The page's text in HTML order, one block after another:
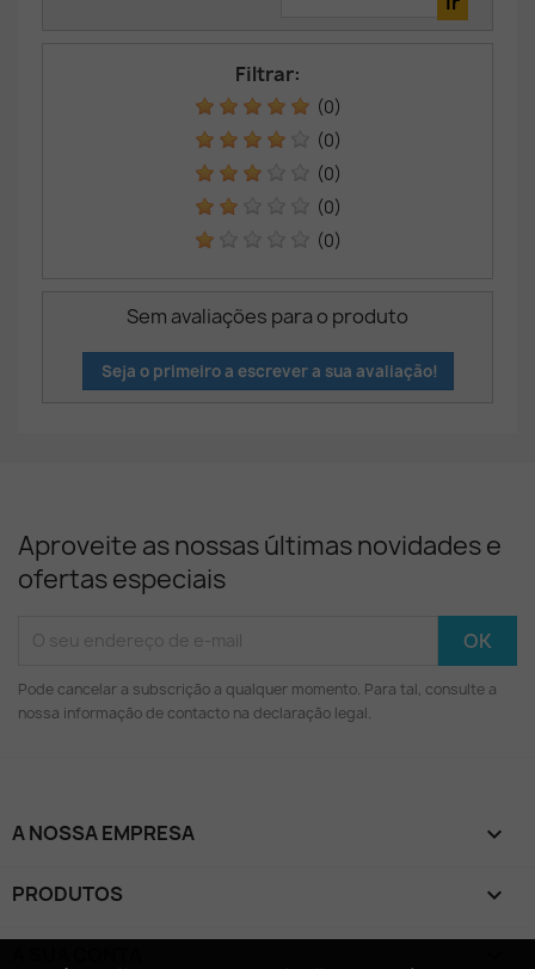
Filtrar:
(0)
(0)
(0)
(0)
(0)
Sem avaliações para o produto
Seja o primeiro a escrever a sua avaliação!
Aproveite as nossas últimas novidades e
ofertas especiais
Pode cancelar a subscrição a qualquer momento. Para tal, consulte a
nossa informação de contacto na declaração legal.
A NOSSA EMPRESA 
PRODUTOS 